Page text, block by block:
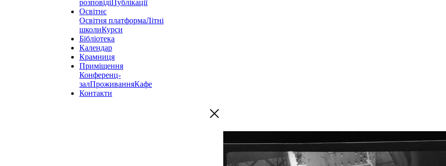
розповідіПублікації
Освітнє
Освітня платформаЛітні
школиКурси
Бібліотека
Календар
Крамниця
Приміщення
Конференц-
залПроживанняКафе
Контакти